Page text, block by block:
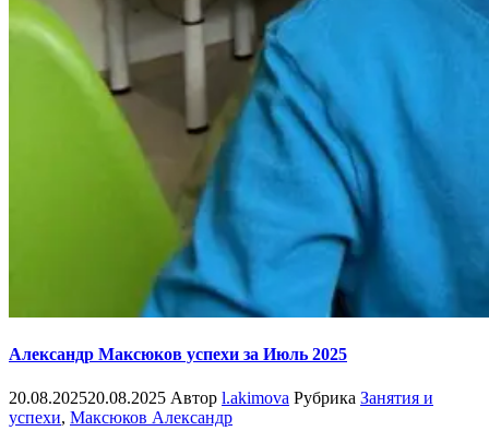
Александр Максюков успехи за Июль 2025
20.08.202520.08.2025 Автор l.akimova Рубрика Занятия и
успехи, Максюков Александр